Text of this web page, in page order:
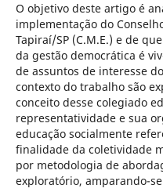
O objetivo deste artigo é
implementação do
Tapiraí/SP (C.M.E.) e de
da gestão democrática é
de assuntos de interesse
contexto do trabalho são
conceito desse colegiado
representatividade e sua
educação socialmente
finalidade da coletividade
por metodologia de
exploratório, amparando-